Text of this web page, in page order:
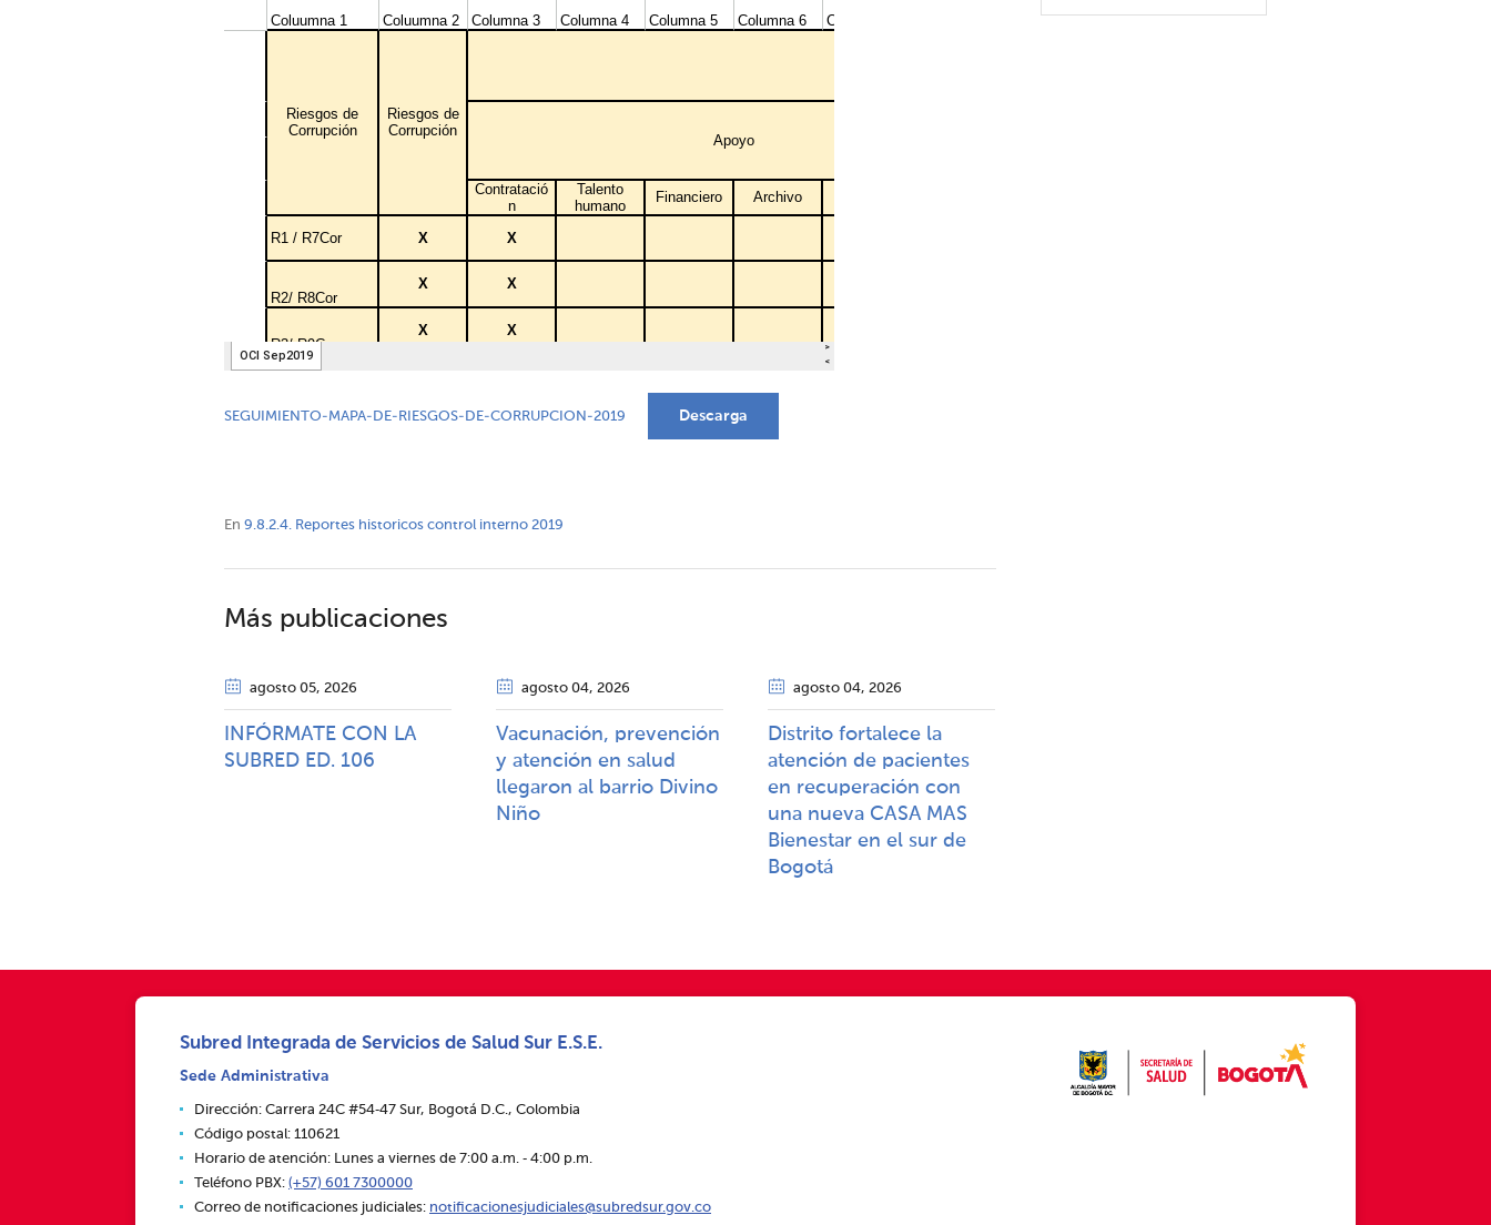
SEGUIMIENTO-MAPA-DE-RIESGOS-DE-CORRUPCION-2019 Descarga
En 9.8.2.4. Reportes historicos control interno 2019
Más publicaciones
agosto 05, 2026
INFÓRMATE CON LA
SUBRED ED. 106
agosto 04, 2026
Vacunación, prevención
y atención en salud
llegaron al barrio Divino
Niño
agosto 04, 2026
Distrito fortalece la
atención de pacientes
en recuperación con
una nueva CASA MAS
Bienestar en el sur de
Bogotá
Subred Integrada de Servicios de Salud Sur E.S.E.
Sede Administrativa
Dirección: Carrera 24C #54‑47 Sur, Bogotá D.C., Colombia
Código postal: 110621
Horario de atención: Lunes a viernes de 7:00 a.m. ‑ 4:00 p.m.
Teléfono PBX: (+57) 601 7300000
Correo de notificaciones judiciales: notificacionesjudiciales@subredsur.gov.co